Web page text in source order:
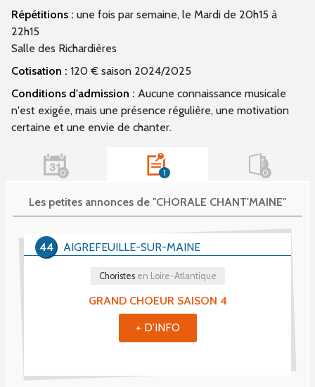
Répétitions : une fois par semaine, le Mardi de 20h15 à
22h15
Salle des Richardières
Cotisation : 120 € saison 2024/2025
Conditions d'admission : Aucune connaissance musicale
n'est exigée, mais une présence régulière, une motivation
certaine et une envie de chanter.
0 1
Les petites annonces de "CHORALE CHANT'MAINE"
GRAND CHOEUR SAISON 4
Choristesen Loire-Atlantique
AIGREFEUILLE-SUR-MAINE
44
+ D'INFO
0